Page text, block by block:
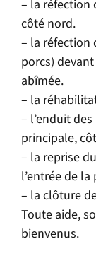
– la réfection
côté nord.
– la réfection
porcs)
abîmée.
– la
– l’enduit
principale,
– la reprise
l’entrée de
– la clôture
Toute aide,
bienvenus.